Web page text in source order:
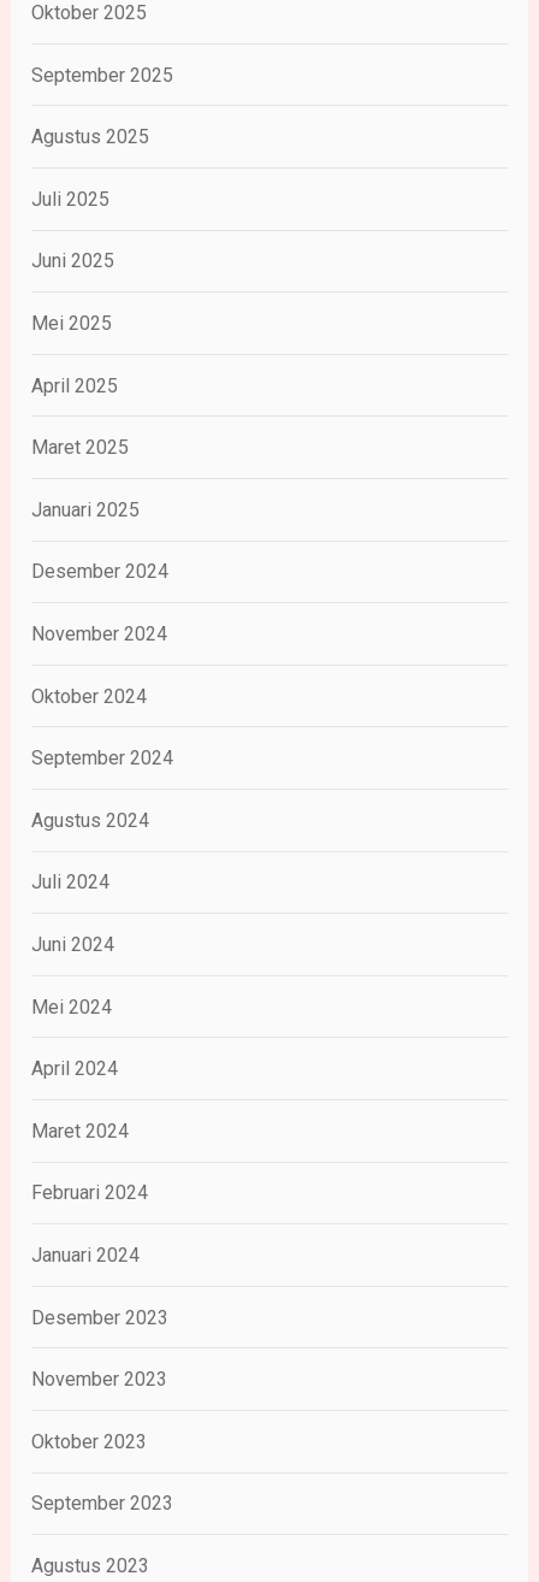
Oktober 2025
September 2025
Agustus 2025
Juli 2025
Juni 2025
Mei 2025
April 2025
Maret 2025
Januari 2025
Desember 2024
November 2024
Oktober 2024
September 2024
Agustus 2024
Juli 2024
Juni 2024
Mei 2024
April 2024
Maret 2024
Februari 2024
Januari 2024
Desember 2023
November 2023
Oktober 2023
September 2023
Agustus 2023